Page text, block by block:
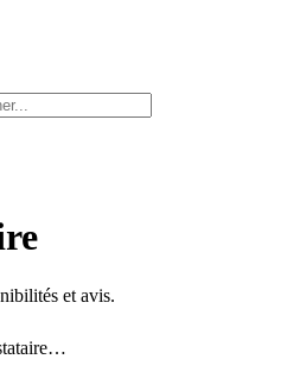
et avis.